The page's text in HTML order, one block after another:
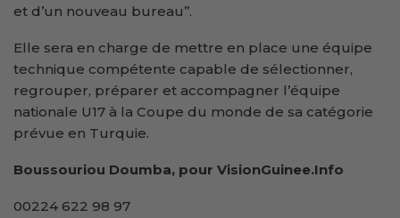
et d’un nouveau bureau’’.
Elle sera en charge de mettre en place une équipe
technique compétente capable de sélectionner,
regrouper, préparer et accompagner l’équipe
nationale U17 à la Coupe du monde de sa catégorie
prévue en Turquie.
Boussouriou Doumba, pour VisionGuinee.Info
00224 622 98 97